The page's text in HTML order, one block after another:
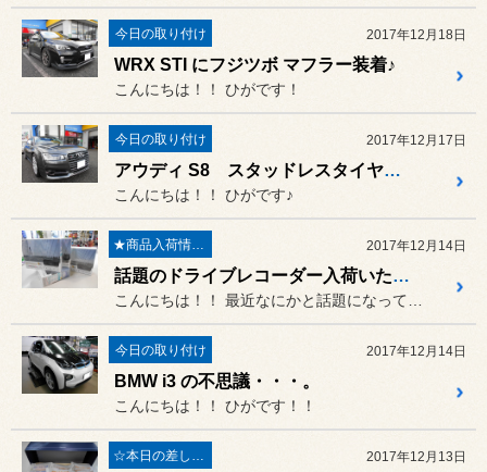
今日の取り付け 2017年12月18日
WRX STI にフジツボ マフラー装着♪
こんにちは！！ ひがです！
今日の取り付け 2017年12月17日
アウディ S8 スタッドレスタイヤの装着♪
こんにちは！！ ひがです♪
★商品入荷情報★ 2017年12月14日
話題のドライブレコーダー入荷いたしました！！
今日の取り付け 2017年12月14日
BMW i3 の不思議・・・。
こんにちは！！ ひがです！！
☆本日の差し入れ☆ 2017年12月13日